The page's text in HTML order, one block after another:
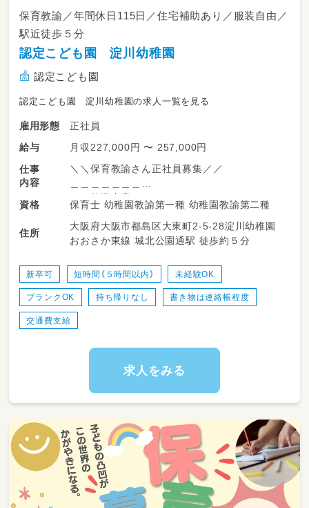
・持ち帰りなし／サービス残業は一切なし。残
業が発生した場合は残業代を全額支給します
・ICT化で書類仕事の負担を軽減
・賞与年2回・昇給あり／産休育休の取得実績あ
り／研修・キャリアアップ支援も
まずは見学だけでもOK。一緒に、子どもたちの
毎日に笑顔を増やしませんか？
保育教諭／年間休日115日／住宅補助あり／服装自由／
駅近徒歩５分
認定こども園 淀川幼稚園
認定こども園
認定こども園 淀川幼稚園の求人一覧を見る
雇用形態
正社員
給与
月収227,000円 〜 257,000円
仕事
内容
＼＼保育教諭さん正社員募集／／
お仕事内容
￣￣￣￣￣￣￣
３～５歳児クラスの保育業務。
複数担任からスタートしていただけます♪
・簡単な日誌のみの書類業務
・掃除
・制作物作成 など
職員みんなで連携しながら保育を進めるため、
子どもの育てに丁寧に向き合えます！
資格 保育士 幼稚園教諭第一種 幼稚園教諭第二種
住所
大阪府大阪市都島区大東町2-5-28淀川幼稚園
おおさか東線 城北公園通駅 徒歩約５分
新卒可 短時間（５時間以内） 未経験OK
ブランクOK 持ち帰りなし 書き物は連絡帳程度
交通費支給
求人をみる